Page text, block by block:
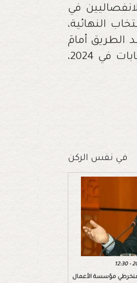
في
النهائية،
الجاري، لسد الطريق أمامَ
خصومه اليمينيين، الذين يطمحون إلى سيناريو إعادة الانتخابات في 2024،
في نفس الركن
مؤسسة الأعمال